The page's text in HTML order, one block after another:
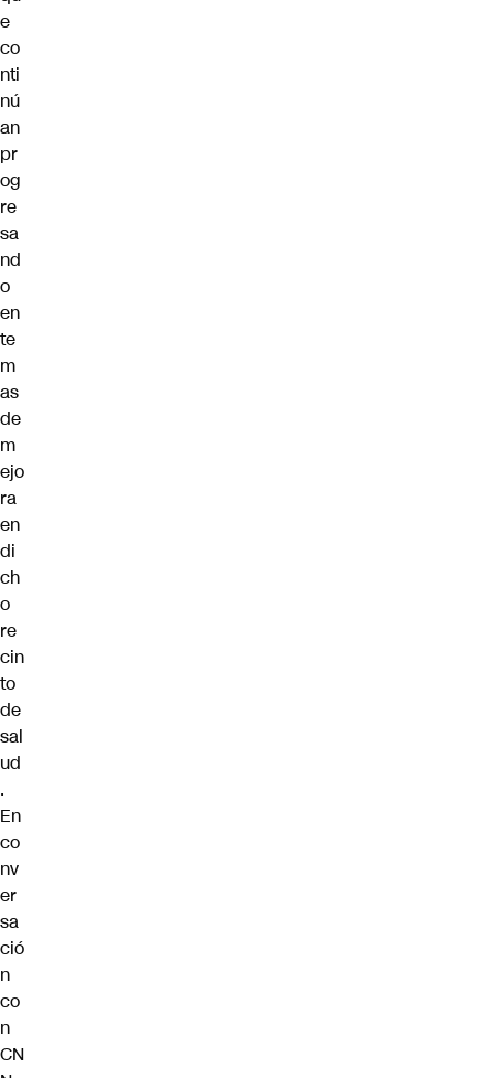
e
co
nti
nú
an
pr
og
re
sa
nd
o
en
te
m
as
de
m
ejo
ra
en
di
ch
o
re
cin
to
de
sal
ud
.
En
co
nv
er
sa
ció
n
co
n
CN